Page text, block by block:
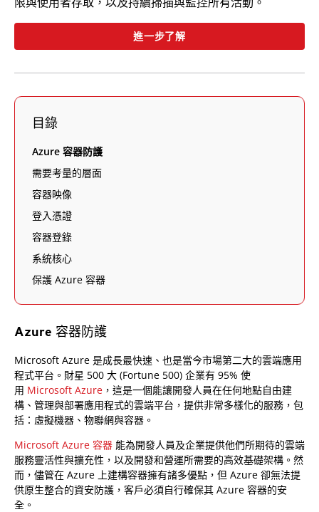
進一步了解
目錄
Azure 容器防護
需要考量的層面
容器映像
登入憑證
容器登錄
系統核心
保護 Azure 容器
Azure 容器防護
Microsoft Azure 是成長最快速、也是當今市場第二大的雲端應用
程式平台。財星 500 大 (Fortune 500) 企業有 95% 使
用 Microsoft Azure ，這是一個能讓開發人員在任何地點自由建
構、管理與部署應用程式的雲端平台，提供非常多樣化的服務，包
括：虛擬機器、物聯網與容器。
Microsoft Azure 容器 能為開發人員及企業提供他們所期待的雲端
服務靈活性與擴充性，以及開發和營運所需要的高效基礎架構。然
而，儘管在 Azure 上建構容器擁有諸多優點，但 Azure 卻無法提
供原生整合的資安防護，客戶必須自行確保其 Azure 容器的安
全。